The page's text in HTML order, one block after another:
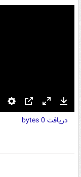
Settings
PIP Enter
fullscreen
دریافت 0 bytes